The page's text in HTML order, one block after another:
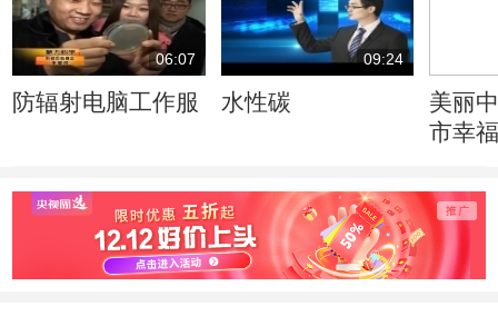
06:07
防辐射电脑工作服
09:24
水性碳
美丽
市幸